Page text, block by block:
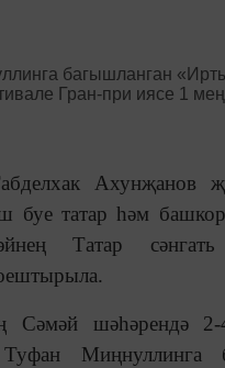
Ахунҗанов
буе татар һәм
Татар сәнгать
Сәмәй шәһәрендә
Туфан Миңнуллинга